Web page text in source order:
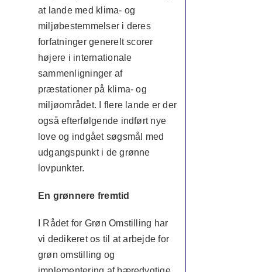
at lande med klima- og
miljøbestemmelser i deres
forfatninger generelt scorer
højere i internationale
sammenligninger af
præstationer på klima- og
miljøområdet. I flere lande er der
også efterfølgende indført nye
love og indgået søgsmål med
udgangspunkt i de grønne
lovpunkter.
En grønnere fremtid
I Rådet for Grøn Omstilling har
vi dedikeret os til at arbejde for
grøn omstilling og